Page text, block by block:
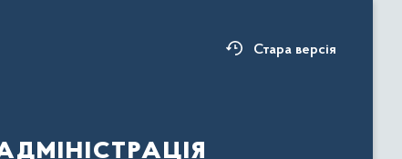
Стара версія